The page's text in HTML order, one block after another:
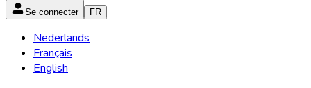
Se connecter FR
Nederlands
Français
English